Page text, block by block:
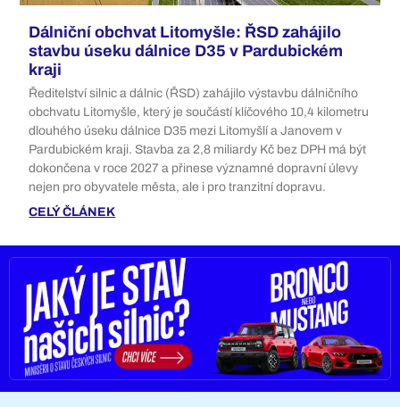
Dálniční obchvat Litomyšle: ŘSD zahájilo
stavbu úseku dálnice D35 v Pardubickém
kraji
Ředitelství silnic a dálnic (ŘSD) zahájilo výstavbu dálničního
obchvatu Litomyšle, který je součástí klíčového 10,4 kilometru
dlouhého úseku dálnice D35 mezi Litomyšlí a Janovem v
Pardubickém kraji. Stavba za 2,8 miliardy Kč bez DPH má být
dokončena v roce 2027 a přinese významné dopravní úlevy
nejen pro obyvatele města, ale i pro tranzitní dopravu.
CELÝ ČLÁNEK